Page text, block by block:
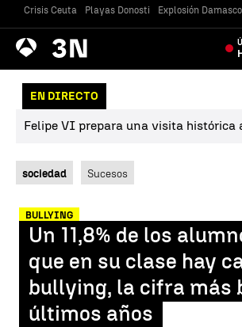
Crisis Ceuta Playas Donosti Explosión Damasco
Antena
3 Noticias
EN DIRECTO
Felipe VI prepara una visita histórica
sociedad Sucesos
BULLYING
Un 11,8% de los
que en su clase hay
bullying, la cifra más
últimos años